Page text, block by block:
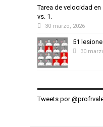
Tarea de velocidad
vs. 1.
30 marzo, 2026
51
30
Tweets por